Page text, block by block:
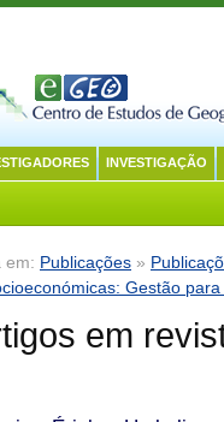
INVESTIGAÇÃO
em: Publicações »
Gestão
em